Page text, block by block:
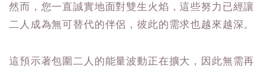
然而，您一直誠實地面對雙生火焰，這些努力已經讓
二人成為無可替代的伴侶，彼此的需求也越來越深。
這預示著包圍二人的能量波動正在擴大，因此無需再